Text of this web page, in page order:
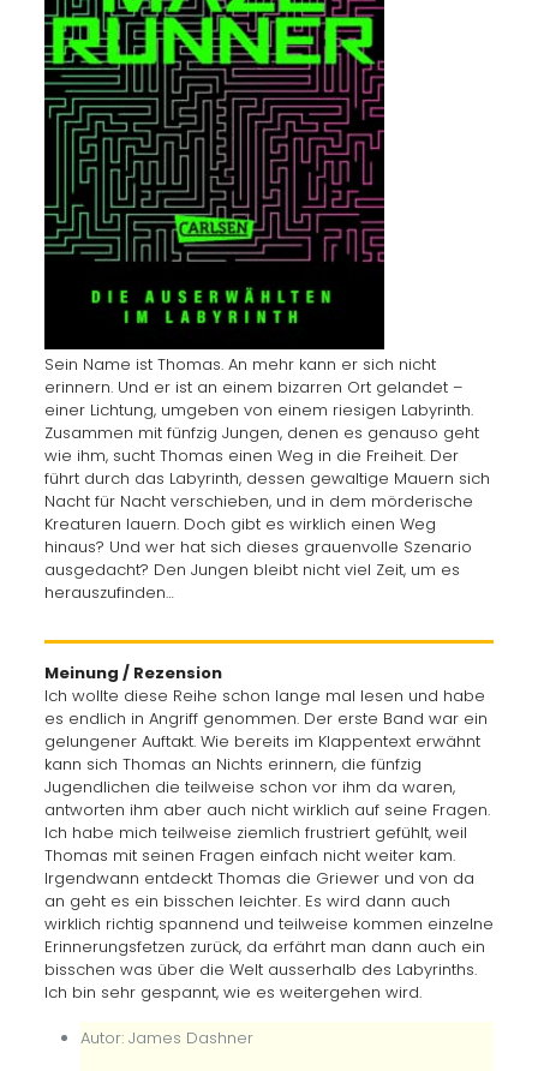
Sein Name ist Thomas. An mehr kann er sich nicht
erinnern. Und er ist an einem bizarren Ort gelandet –
einer Lichtung, umgeben von einem riesigen Labyrinth.
Zusammen mit fünfzig Jungen, denen es genauso geht
wie ihm, sucht Thomas einen Weg in die Freiheit. Der
führt durch das Labyrinth, dessen gewaltige Mauern sich
Nacht für Nacht verschieben, und in dem mörderische
Kreaturen lauern. Doch gibt es wirklich einen Weg
hinaus? Und wer hat sich dieses grauenvolle Szenario
ausgedacht? Den Jungen bleibt nicht viel Zeit, um es
herauszufinden…
Meinung / Rezension
Ich wollte diese Reihe schon lange mal lesen und habe
es endlich in Angriff genommen. Der erste Band war ein
gelungener Auftakt. Wie bereits im Klappentext erwähnt
kann sich Thomas an Nichts erinnern, die fünfzig
Jugendlichen die teilweise schon vor ihm da waren,
antworten ihm aber auch nicht wirklich auf seine Fragen.
Ich habe mich teilweise ziemlich frustriert gefühlt, weil
Thomas mit seinen Fragen einfach nicht weiter kam.
Irgendwann entdeckt Thomas die Griewer und von da
an geht es ein bisschen leichter. Es wird dann auch
wirklich richtig spannend und teilweise kommen einzelne
Erinnerungsfetzen zurück, da erfährt man dann auch ein
bisschen was über die Welt ausserhalb des Labyrinths.
Ich bin sehr gespannt, wie es weitergehen wird.
Autor: James Dashner